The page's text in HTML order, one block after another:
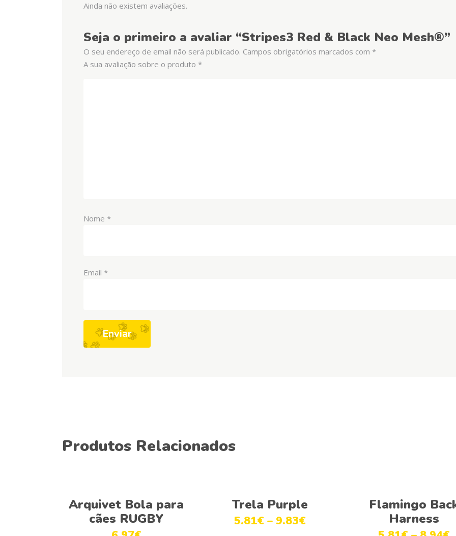
Ainda não existem avaliações.
Seja o primeiro a avaliar “Stripes3 Red & Black Neo Mesh®”
O seu endereço de email não será publicado. Campos obrigatórios marcados com *
A sua avaliação sobre o produto *
Nome *
Email *
Produtos Relacionados
Adicionar
Arquivet Bola para
cães RUGBY
Ver opções
Trela Purple
5.81€ –9.83€
Ver opções
Flamingo
Harness